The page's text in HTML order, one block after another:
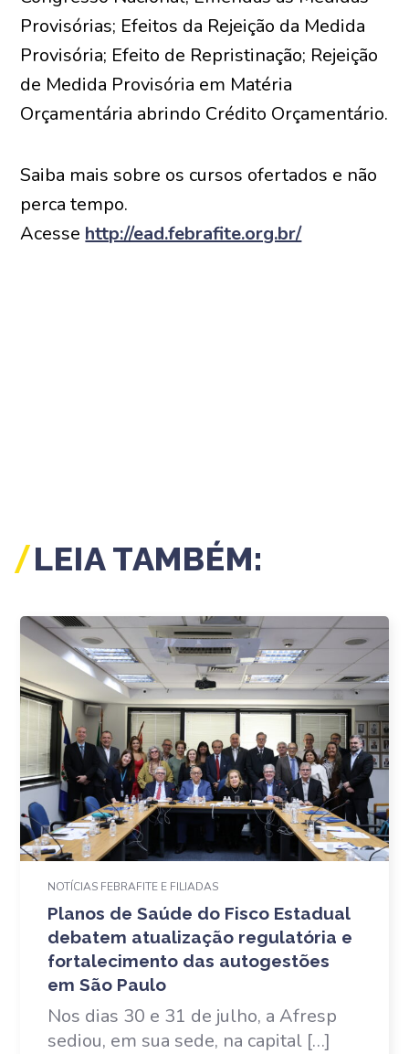
Provisórias; Efeitos da Rejeição da Medida
Provisória; Efeito de Repristinação; Rejeição
de Medida Provisória em Matéria
Orçamentária abrindo Crédito Orçamentário.
Saiba mais sobre os cursos ofertados e não
perca tempo.
Acesse http://ead.febrafite.org.br/
LEIA TAMBÉM:
NOTÍCIAS FEBRAFITE E FILIADAS
Planos de Saúde do Fisco Estadual
debatem atualização regulatória e
fortalecimento das autogestões
em São Paulo
Nos dias 30 e 31 de julho, a Afresp
sediou, em sua sede, na capital […]